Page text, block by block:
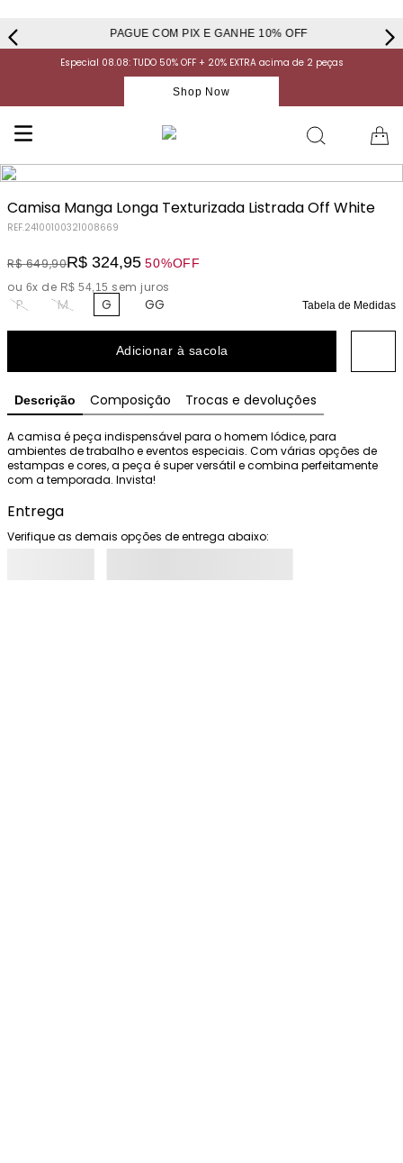
PAGUE COM PIX E GANHE 10% OFF
Especial 08.08: TUDO 50% OFF + 20% EXTRA acima de 2 peças
Shop Now
Camisa Manga Longa Texturizada Listrada Off White
REF.24100100321008669
R$ 649,90R$ 324,95 50%OFF
ou 6x de R$ 54,15 sem juros
P M G GG Tabela de Medidas
Adicionar à sacola
Descrição Composição Trocas e devoluções
A camisa é peça indispensável para o homem Iódice, para
ambientes de trabalho e eventos especiais. Com várias opções de
estampas e cores, a peça é super versátil e combina perfeitamente
com a temporada. Invista!
Entrega
Verifique as demais opções de entrega abaixo: